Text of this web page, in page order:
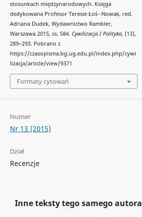
stosunkach międzynarodowych. Księga
dedykowana Profesor Teresie Łoś--Nowak, red.
Adriana Dudek, Wydawnictwo Rambler,
Warszawa 2015, ss. 584. Cywilizacja I Polityka, (13),
289–293. Pobrano z
https://czasopisma.bg.ug.edu.pl/index.php/cywi
lizacja/article/view/9371
Formaty cytowań
Numer
Nr 13 (2015)
Dział
Recenzje
Inne teksty tego samego autora